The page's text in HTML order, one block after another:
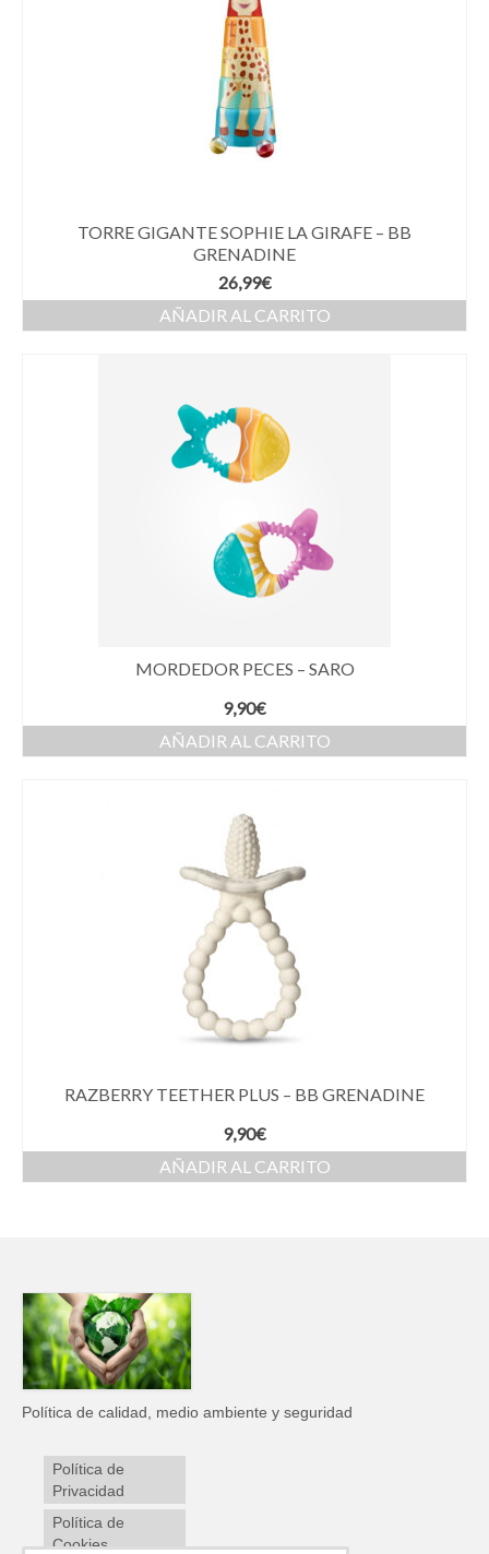
TORRE GIGANTE SOPHIE LA GIRAFE – BB
GRENADINE
26,99€
AÑADIR AL CARRITO
MORDEDOR PECES – SARO
9,90€
AÑADIR AL CARRITO
RAZBERRY TEETHER PLUS – BB GRENADINE
9,90€
AÑADIR AL CARRITO
Política de calidad, medio ambiente y seguridad
Política de
Privacidad
Política de
Cookies